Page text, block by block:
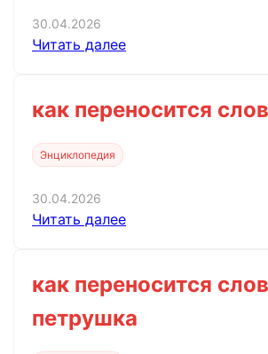
30.04.2026
Читать далее
как переносится
Энциклопедия
30.04.2026
Читать далее
как переносится
петрушка